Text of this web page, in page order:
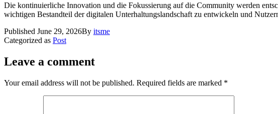
Die kontinuierliche Innovation und die Fokussierung auf die Community werden
wichtigen Bestandteil der digitalen Unterhaltungslandschaft zu entwickeln und
Published June 29, 2026By itsme
Categorized as Post
Leave a comment
Your email address will not be published. Required fields are marked *